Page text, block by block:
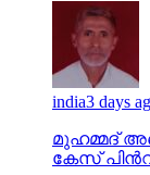
india3 days
മുഹമ്മദ്
കേസ്